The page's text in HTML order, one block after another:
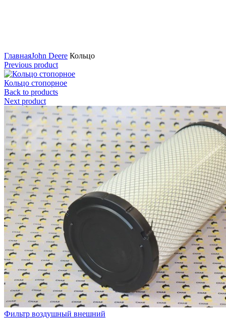
ГлавнаяJohn Deere Кольцо
Previous product
Кольцо стопорное
Back to products
Next product
Фильтр воздушный внешний